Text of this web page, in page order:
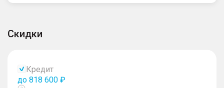
Скидки
Кредит
до 818 600 ₽